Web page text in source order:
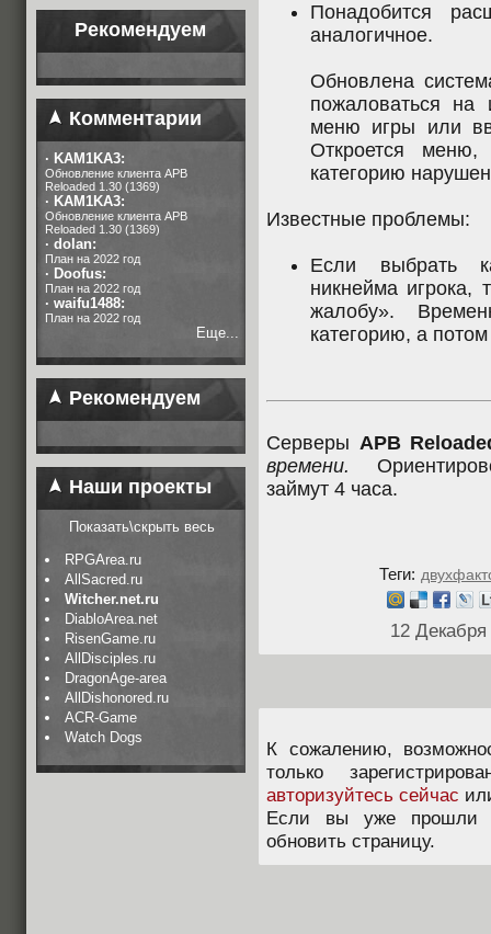
Рекомендуем
Комментарии
· KAM1KA3:
Обновление клиента APB
Reloaded 1.30 (1369)
· KAM1KA3:
Обновление клиента APB
Reloaded 1.30 (1369)
· dolan:
План на 2022 год
· Doofus:
План на 2022 год
· waifu1488:
План на 2022 год
Еще...
Рекомендуем
Наши проекты
Показать\скрыть весь
RPGArea.ru
AllSacred.ru
Witcher.net.ru
DiabloArea.net
RisenGame.ru
AllDisciples.ru
DragonAge-area
AllDishonored.ru
ACR-Game
Watch Dogs
Понадобится
аналогичное.
Обновлена
пожаловаться на
меню игры или
Откроется
категорию
Известные проблемы:
Если выбрать
никнейма игрока,
жалобу».
категорию, а
Серверы APB
времени.
займут 4 часа.
Теги:
12
К сожалению,
только
авторизуйтесь сейчас
Если вы уже прошли
обновить страницу.